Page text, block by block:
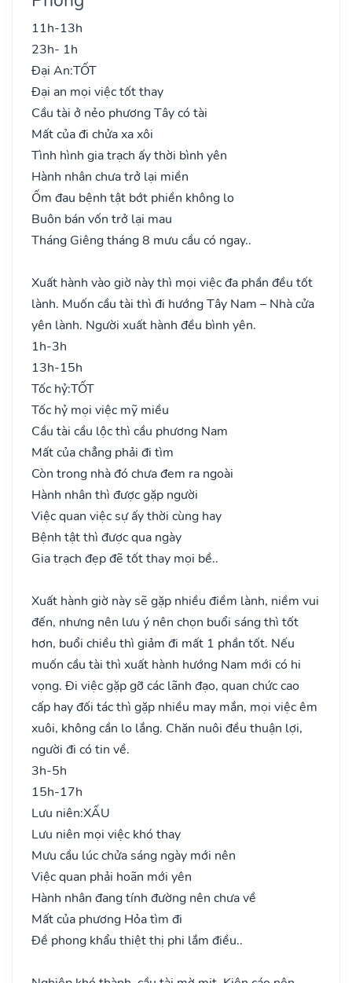
11h-13h
23h- 1h
Đại An:TỐT
Đại an mọi việc tốt thay
Cầu tài ở nẻo phương Tây có tài
Mất của đi chửa xa xôi
Tình hình gia trạch ấy thời bình yên
Hành nhân chưa trở lại miền
Ốm đau bệnh tật bớt phiền không lo
Buôn bán vốn trở lại mau
Tháng Giêng tháng 8 mưu cầu có ngay..
Xuất hành vào giờ này thì mọi việc đa phần đều tốt
lành. Muốn cầu tài thì đi hướng Tây Nam – Nhà cửa
yên lành. Người xuất hành đều bình yên.
1h-3h
13h-15h
Tốc hỷ:TỐT
Tốc hỷ mọi việc mỹ miều
Cầu tài cầu lộc thì cầu phương Nam
Mất của chẳng phải đi tìm
Còn trong nhà đó chưa đem ra ngoài
Hành nhân thì được gặp người
Việc quan việc sự ấy thời cùng hay
Bệnh tật thì được qua ngày
Gia trạch đẹp đẽ tốt thay mọi bề..
Xuất hành giờ này sẽ gặp nhiều điềm lành, niềm vui
đến, nhưng nên lưu ý nên chọn buổi sáng thì tốt
hơn, buổi chiều thì giảm đi mất 1 phần tốt. Nếu
muốn cầu tài thì xuất hành hướng Nam mới có hi
vọng. Đi việc gặp gỡ các lãnh đạo, quan chức cao
cấp hay đối tác thì gặp nhiều may mắn, mọi việc êm
xuôi, không cần lo lắng. Chăn nuôi đều thuận lợi,
người đi có tin về.
3h-5h
15h-17h
Lưu niên:XẤU
Lưu niên mọi việc khó thay
Mưu cầu lúc chửa sáng ngày mới nên
Việc quan phải hoãn mới yên
Hành nhân đang tính đường nên chưa về
Mất của phương Hỏa tìm đi
Đề phong khẩu thiệt thị phi lắm điều..